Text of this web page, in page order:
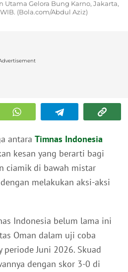
Utama Gelora Bung Karno, Jakarta,
(Bola.com/Abdul Aziz)
antara Timnas Indonesia
kesan yang berarti bagi
ciamik di bawah mistar
melakukan aksi-aksi
Indonesia belum lama ini
Oman dalam uji coba
periode Juni 2026. Skuad
dengan skor 3-0 di